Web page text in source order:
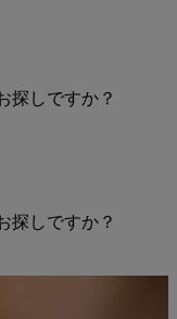
探しですか？
探しですか？